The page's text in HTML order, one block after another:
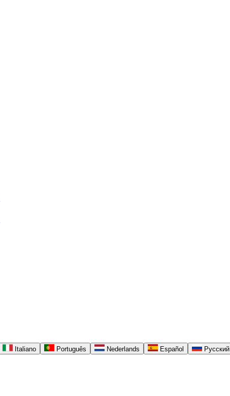
Italiano Português Nederlands Español Русский